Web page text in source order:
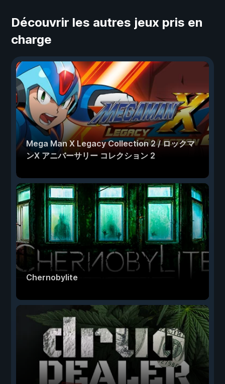
Découvrir les autres jeux pris en
charge
Mega Man X Legacy Collection 2 / ロックマ
ンX アニバーサリー コレクション 2
Chernobylite